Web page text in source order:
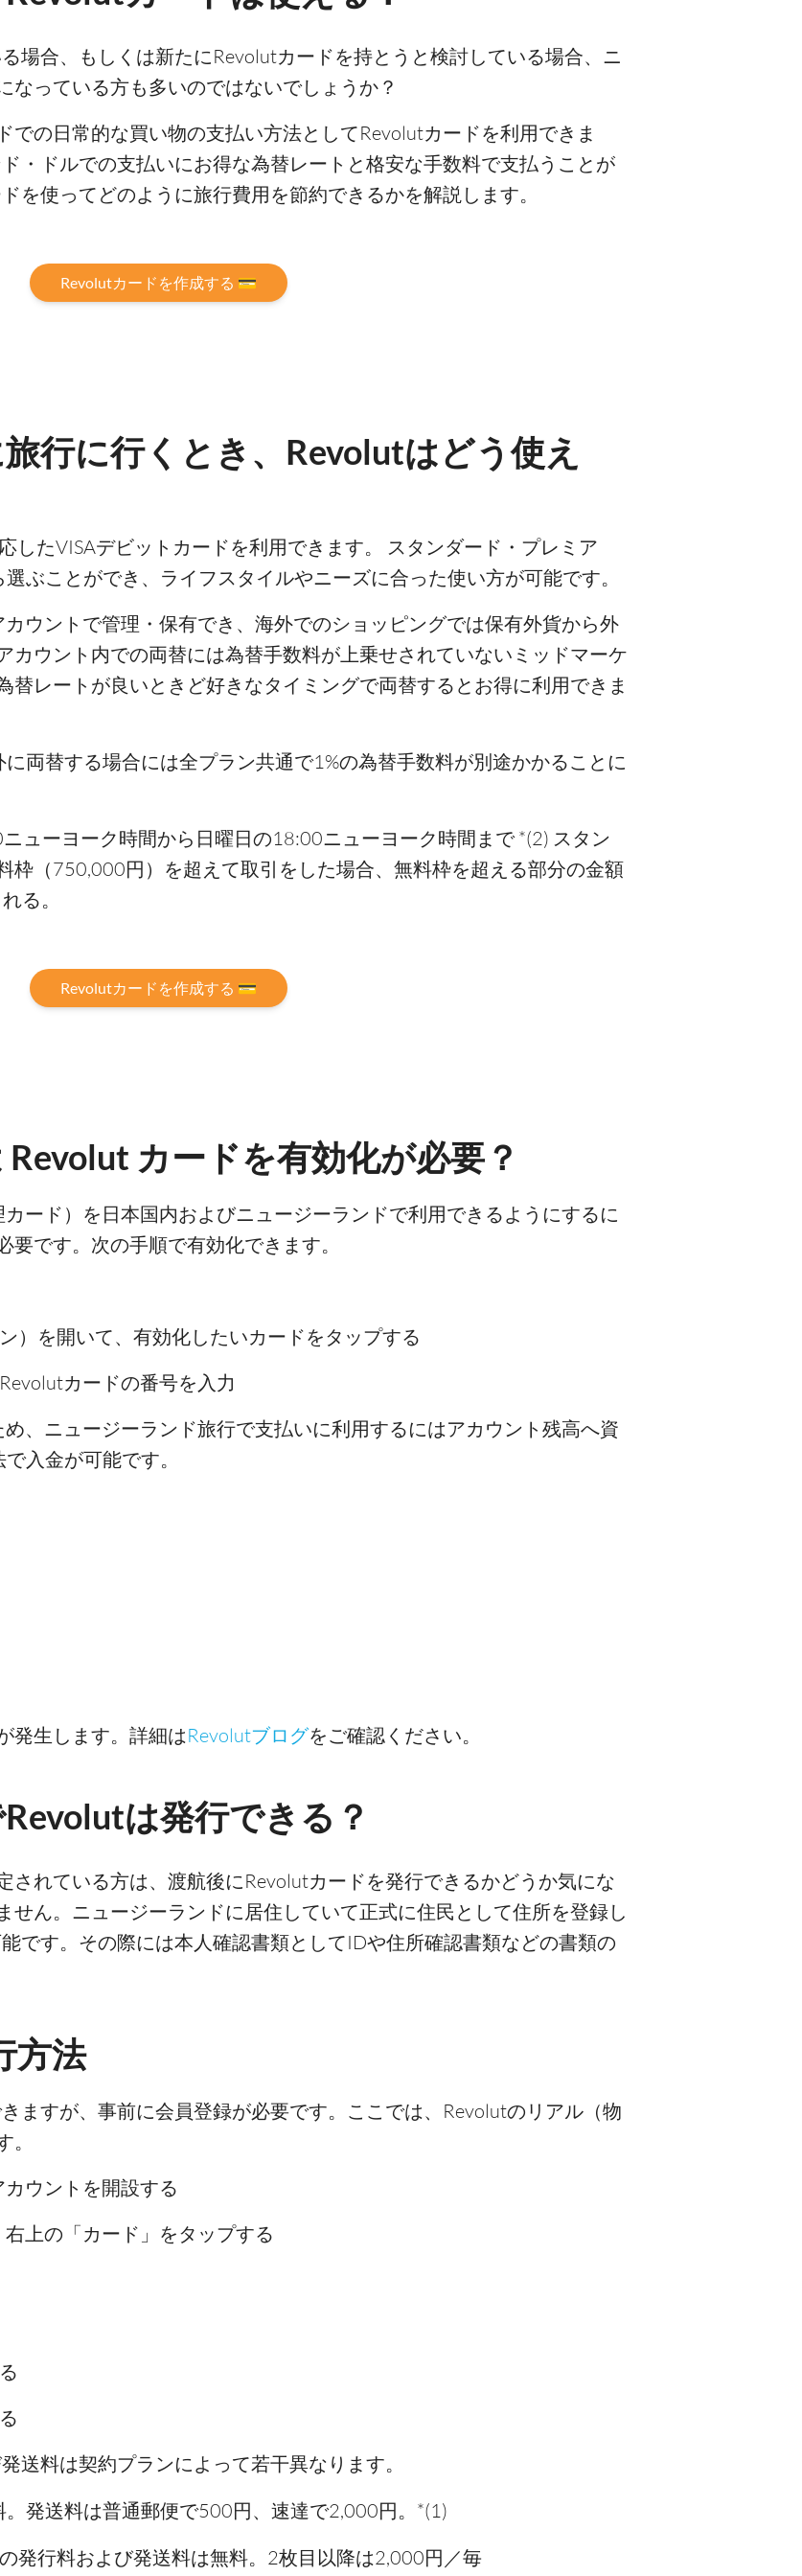
場合、もしくは新たにRevolutカードを持とうと検討している場合、ニ
なっている方も多いのではないでしょうか？
での日常的な買い物の支払い方法としてRevolutカードを利用できま
・ドルでの支払いにお得な為替レートと格安な手数料で支払うことが
を使ってどのように旅行費用を節約できるかを解説します。
Revolutカードを作成する 💳
行に行くとき、Revolutはどう使え
したVISAデビットカードを利用できます。 スタンダード・プレミア
ぶことができ、ライフスタイルやニーズに合った使い方が可能です。
ウントで管理・保有でき、海外でのショッピングでは保有外貨から外
カウント内での両替には為替手数料が上乗せされていないミッドマーケ
替レートが良いときど好きなタイミングで両替するとお得に利用できま
両替する場合には全プラン共通で1%の為替手数料が別途かかることに
ューヨーク時間から日曜日の18:00ニューヨーク時間まで *(2) スタン
枠（750,000円）を超えて取引をした場合、無料枠を超える部分の金額
る。
Revolutカードを作成する 💳
カードを有効化が必要？
ード）を日本国内およびニュージーランドで利用できるようにするに
です。次の手順で有効化できます。
）を開いて、有効化したいカードをタップする
カードの番号を入力
、ニュージーランド旅行で支払いに利用するにはアカウント残高へ資
入金が可能です。
発生します。詳細はRevolutブログをご確認ください。
は発行できる？
されている方は、渡航後にRevolutカードを発行できるかどうか気にな
せん。ニュージーランドに居住していて正式に住民として住所を登録し
です。その際には本人確認書類としてIDや住所確認書類などの書類の
方法
ますが、事前に会員登録が必要です。ここでは、Revolutのリアル（物
ウントを開設する
上の「カード」をタップする
送料は契約プランによって若干異なります。
。発送料は普通郵便で500円、速達で2,000円。*(1)
発行料および発送料は無料。2枚目以降は2,000円／毎